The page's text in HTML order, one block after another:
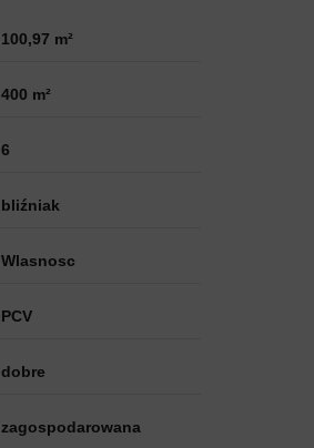
100,97 m²
400 m²
6
bliźniak
Wlasnosc
PCV
dobre
zagospodarowana